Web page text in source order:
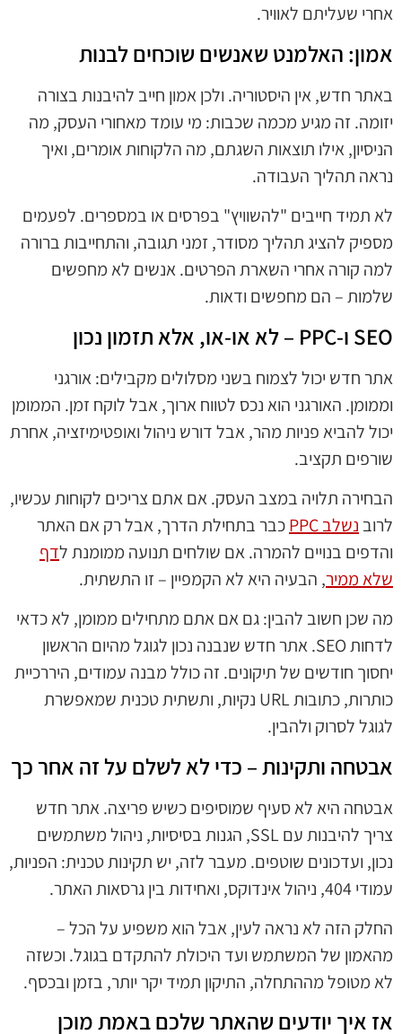
אחרי שעליתם לאוויר.
אמון: האלמנט שאנשים שוכחים לבנות
באתר חדש, אין היסטוריה. ולכן אמון חייב להיבנות בצורה
יזומה. זה מגיע מכמה שכבות: מי עומד מאחורי העסק, מה
הניסיון, אילו תוצאות השגתם, מה הלקוחות אומרים, ואיך
נראה תהליך העבודה.
לא תמיד חייבים "להשוויץ" בפרסים או במספרים. לפעמים
מספיק להציג תהליך מסודר, זמני תגובה, והתחייבות ברורה
למה קורה אחרי השארת הפרטים. אנשים לא מחפשים
שלמות – הם מחפשים ודאות.
SEO ו-PPC – לא או-או, אלא תזמון נכון
אתר חדש יכול לצמוח בשני מסלולים מקבילים: אורגני
וממומן. האורגני הוא נכס לטווח ארוך, אבל לוקח זמן. הממומן
יכול להביא פניות מהר, אבל דורש ניהול ואופטימיזציה, אחרת
שורפים תקציב.
הבחירה תלויה במצב העסק. אם אתם צריכים לקוחות עכשיו,
לרוב נשלב PPC
כבר בתחילת הדרך, אבל רק אם האתר
והדפים בנויים להמרה. אם שולחים תנועה ממומנת לדף
שלא ממיר, הבעיה היא לא הקמפיין – זו התשתית.
מה שכן חשוב להבין: גם אם אתם מתחילים ממומן, לא כדאי
לדחות SEO. אתר חדש שנבנה נכון לגוגל מהיום הראשון
יחסוך חודשים של תיקונים. זה כולל מבנה עמודים, היררכיית
כותרות, כתובות URL נקיות, ותשתית טכנית שמאפשרת
לגוגל לסרוק ולהבין.
אבטחה ותקינות – כדי לא לשלם על זה אחר כך
אבטחה היא לא סעיף שמוסיפים כשיש פריצה. אתר חדש
צריך להיבנות עם SSL, הגנות בסיסיות, ניהול משתמשים
נכון, ועדכונים שוטפים. מעבר לזה, יש תקינות טכנית: הפניות,
עמודי 404, ניהול אינדוקס, ואחידות בין גרסאות האתר.
החלק הזה לא נראה לעין, אבל הוא משפיע על הכל –
מהאמון של המשתמש ועד היכולת להתקדם בגוגל. וכשזה
לא מטופל מההתחלה, התיקון תמיד יקר יותר, בזמן ובכסף.
אז איך יודעים שהאתר שלכם באמת מוכן